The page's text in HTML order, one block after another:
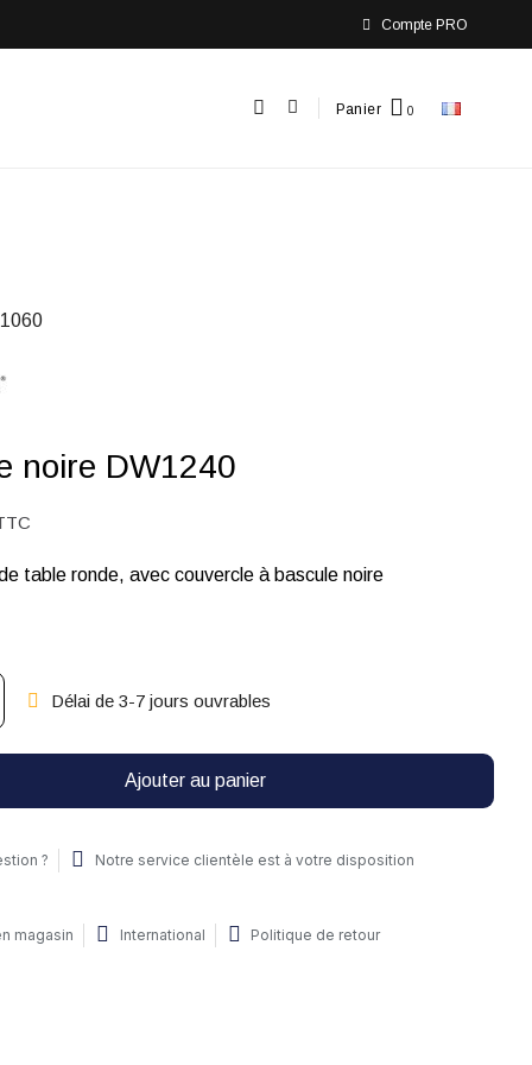
Compte PRO
Panier
noire DW1240
table ronde, avec couvercle à bascule noire
Délai de 3-7 jours ouvrables
Ajouter au panier
? Notre service clientèle est à votre disposition
magasin International Politique de retour